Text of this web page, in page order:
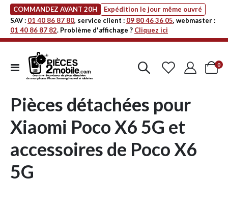
COMMANDEZ AVANT 20H
Expédition le jour même ouvré
SAV : 01 40 86 87 80, service client : 09 80 46 36 05, webmaster :
01 40 86 87 82. Problème d'affichage ? Cliquez ici
Affichage
navigation
Cart
0
Pièces détachées pour
Xiaomi Poco X6 5G et
accessoires de Poco X6
5G